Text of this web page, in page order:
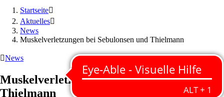
Startseite
Aktuelles
News
Muskelverletzungen bei Sebulonsen und Thielmann
News
Muskelverletzungen bei Sebulonsen und
Thielmann